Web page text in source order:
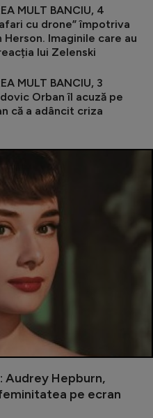
MULT BANCIU, 4
cu drone” împotriva
Herson. Imaginile care au
lui Zelenski
MULT BANCIU, 3
Orban îl acuză pe
că a adâncit criza
Audrey Hepburn,
pe ecran